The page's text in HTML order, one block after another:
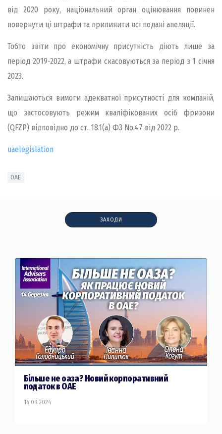
від 2020 року, національний орган оцінювання повинен
повернути ці штрафи та припинити всі подані апеляції.
Тобто звіти про економічну присутність діють лише за
період 2019-2022, а штрафи скасовуються за період з 1 січня
2023.
Залишаються вимоги адекватної присутності для компаній,
що застосовують режим кваліфікованих осіб фризони
(QFZP) відповідно до ст. 18.1(а) ФЗ No.47 від 2022 р.
uaelegislation
ОАЕ
ЗАХОДИ
Більше не оаза? Новий корпоративний
податок в ОАЕ
14.03.2024